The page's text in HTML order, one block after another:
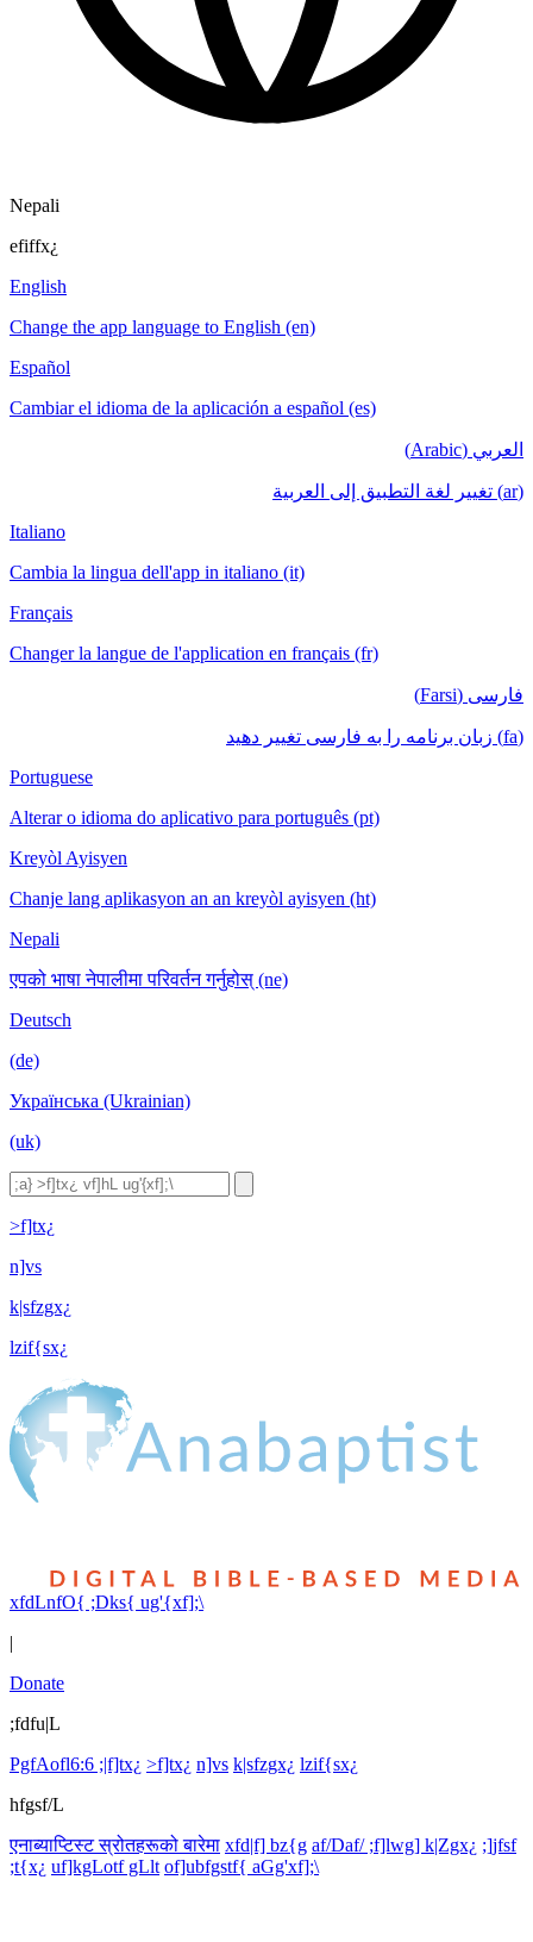
Nepali
efiffx¿
English
Change the app language to English (en)
Español
Cambiar el idioma de la aplicación a español (es)
العربي (Arabic)
(ar) تغيير لغة التطبيق إلى العربية
Italiano
Cambia la lingua dell'app in italiano (it)
Français
Changer la langue de l'application en français (fr)
فارسی (Farsi)
(fa) زبان برنامه را به فارسی تغییر دهید
Portuguese
Alterar o idioma do aplicativo para português (pt)
Kreyòl Ayisyen
Chanje lang aplikasyon an an kreyòl ayisyen (ht)
Nepali
एपको भाषा नेपालीमा परिवर्तन गर्नुहोस् (ne)
Deutsch
(de)
Українська (Ukrainian)
(uk)
>f]tx¿
n]vs
k|sfzgx¿
lzif{sx¿
xfdLnfO{ ;Dks{ ug'{xf];\
|
Donate
;fdfu|L
PgfAofl6:6 ;|f]tx¿ >f]tx¿ n]vs k|sfzgx¿ lzif{sx¿
hfgsf/L
एनाब्याप्टिस्ट स्रोतहरूको बारेमा xfd|f] bz{g af/Daf/ ;f]lwg] k|Zgx¿ ;]jfsf
;t{x¿ uf]kgLotf gLlt of]ubfgstf{ aGg'xf];\